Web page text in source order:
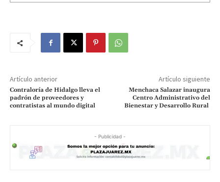
Artículo anterior
Contraloría de Hidalgo lleva el
padrón de proveedores y
contratistas al mundo digital
Artículo siguiente
Menchaca Salazar inaugura
Centro Administrativo del
Bienestar y Desarrollo Rural
- Publicidad -